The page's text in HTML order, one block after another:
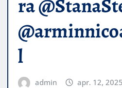
ra
l
admin apr. 12, 2025